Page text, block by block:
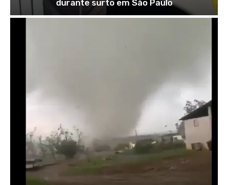
durante surto em São Paulo